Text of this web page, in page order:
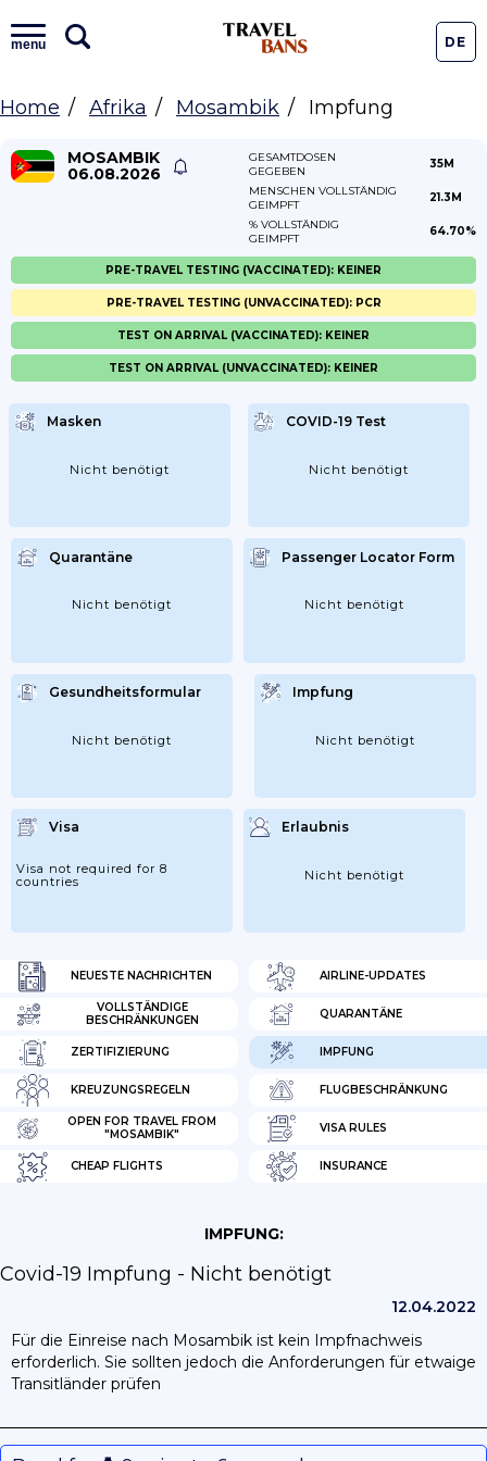
menu DE
Home Afrika Mosambik Impfung
MOSAMBIK
06.08.2026
GESAMTDOSEN
GEGEBEN
35M
MENSCHEN VOLLSTÄNDIG
GEIMPFT
21.3M
% VOLLSTÄNDIG
GEIMPFT
64.70%
NEUESTE NACHRICHTEN AIRLINE-UPDATES
VOLLSTÄNDIGE
BESCHRÄNKUNGEN
QUARANTÄNE
ZERTIFIZIERUNG IMPFUNG
KREUZUNGSREGELN FLUGBESCHRÄNKUNG
OPEN FOR TRAVEL FROM
"MOSAMBIK"
VISA RULES
CHEAP FLIGHTS INSURANCE
Masken
Nicht benötigt
COVID-19 Test
Nicht benötigt
Quarantäne
Nicht benötigt
Passenger Locator Form
Nicht benötigt
Gesundheitsformular
Nicht benötigt
Impfung
Nicht benötigt
Visa
Visa not required for 8
countries
Erlaubnis
Nicht benötigt
PRE-TRAVEL TESTING (VACCINATED): KEINER
PRE-TRAVEL TESTING (UNVACCINATED): PCR
TEST ON ARRIVAL (VACCINATED): KEINER
TEST ON ARRIVAL (UNVACCINATED): KEINER
IMPFUNG:
Covid-19 Impfung - Nicht benötigt
12.04.2022
Für die Einreise nach Mosambik ist kein Impfnachweis
erforderlich. Sie sollten jedoch die Anforderungen für etwaige
Transitländer prüfen